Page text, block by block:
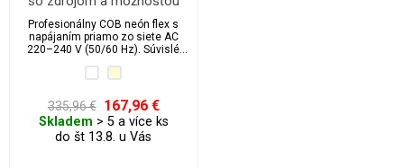
delenia po 0,5 m
Profesionálny COB neón flex s
napájaním priamo zo siete AC
220–240 V (50/60 Hz). Súvislé
po 0,5 m, rolka 100 m. Varianty
teplá 3000 K a studená 6500 K.
Napájacie káble/príslušenstvo je
možné dokúpiť.
335,96 € 167,96 €
Skladem > 5 a více ks
do št 13.8. u Vás